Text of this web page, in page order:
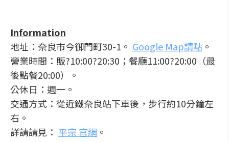
Information
地址：奈良市今御門町30-1。 Google Map請點 。
營業時間：販?10:00?20:30；餐廳11:00?20:00（最
後點餐20:00）。
公休日：週一。
交通方式：從近鐵奈良站下車後，步行約10分鐘左
右。
詳請請見： 平宗 官網 。